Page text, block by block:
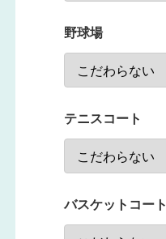
野球場
テニスコート
バスケットコート